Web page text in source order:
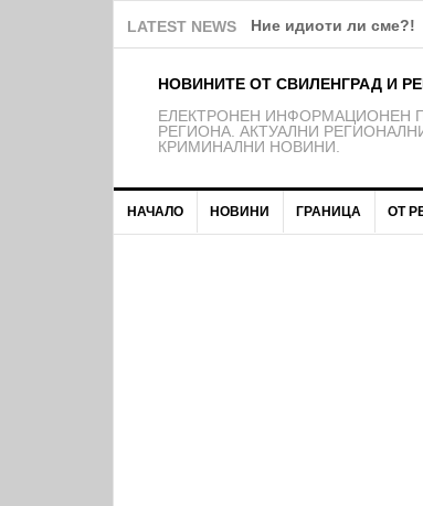
LATEST NEWS Ние идиоти ли сме?!
НОВИНИТЕ ОТ СВИЛЕНГРАД И
EЛЕКТРОНЕН ИНФОРМАЦИОНЕН
РЕГИОНА. АКТУАЛНИ
КРИМИНАЛНИ НОВИНИ.
НАЧАЛО НОВИНИ ГРАНИЦА ОТ